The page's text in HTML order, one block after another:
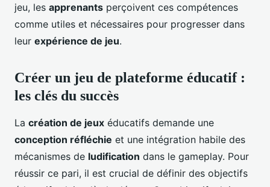
jeu, les apprenants perçoivent ces compétences
comme utiles et nécessaires pour progresser dans
leur expérience de jeu.
Créer un jeu de plateforme éducatif :
les clés du succès
La création de jeux éducatifs demande une
conception réfléchie et une intégration habile des
mécanismes de ludification dans le gameplay. Pour
réussir ce pari, il est crucial de définir des objectifs